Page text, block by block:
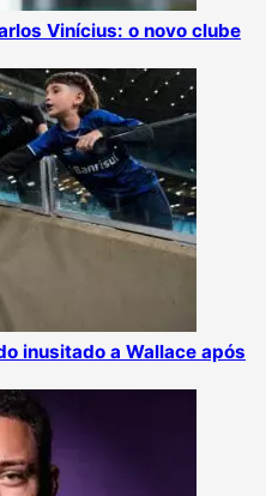
Vinícius: o novo clube
inusitado a Wallace após